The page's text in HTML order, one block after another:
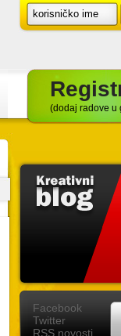
(dodaj radove u
Facebook
Twitter
RSS novosti